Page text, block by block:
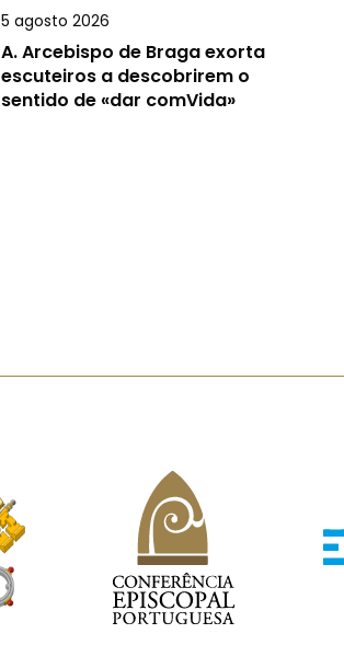
5 agosto 2026
A.Arcebispo de Braga exorta
escuteiros a descobrirem o
sentido de «dar comVida»